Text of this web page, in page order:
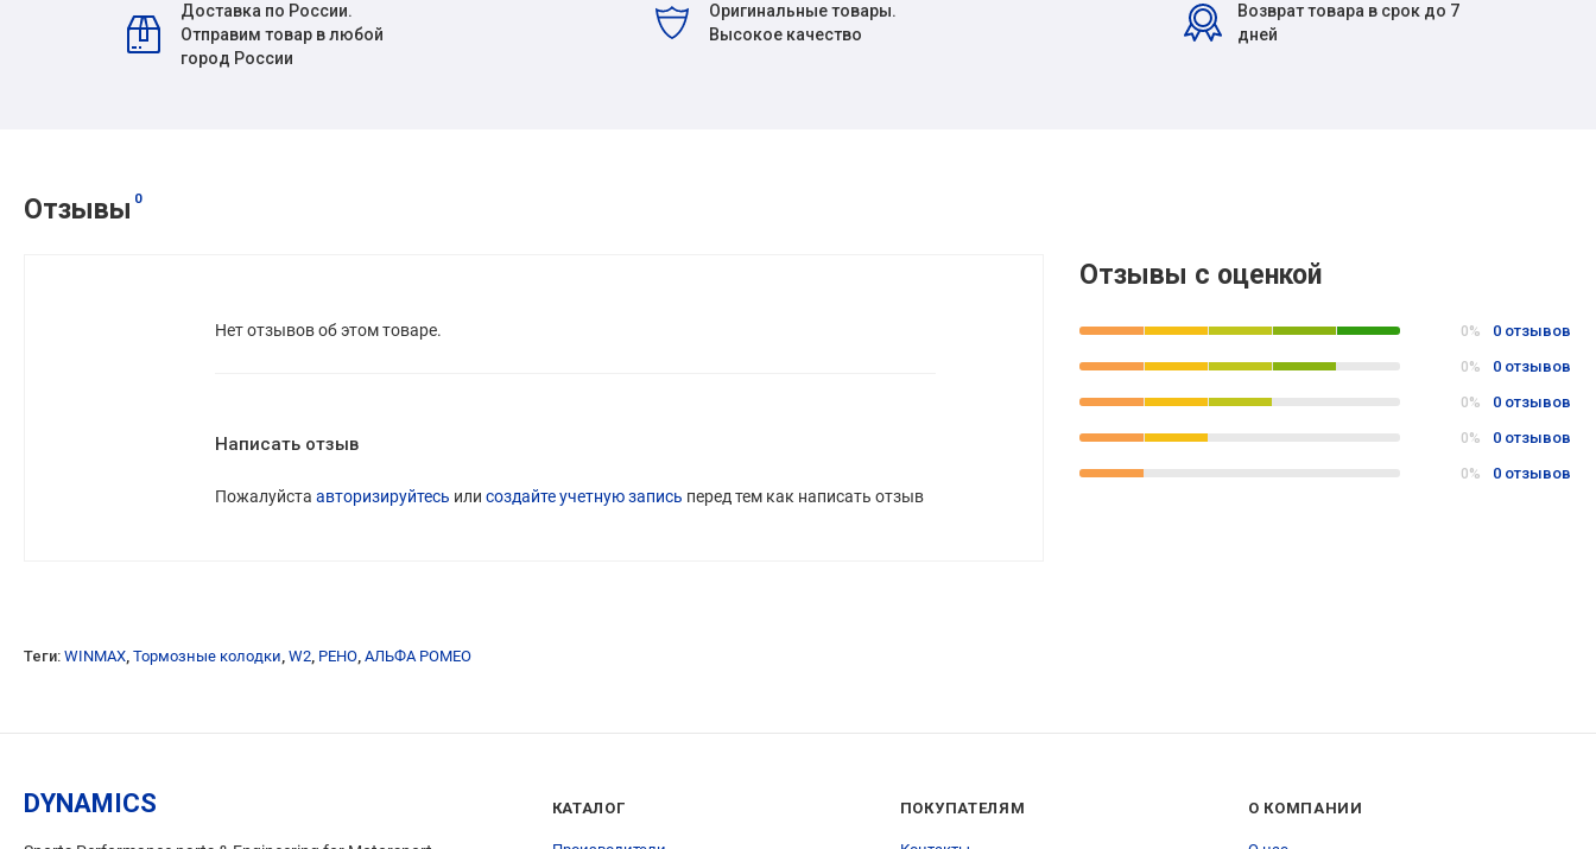
Доставка по России.
Отправим товар в любой
город России
Оригинальные товары.
Высокое качество
Возврат товара в срок до 7
дней
Отзывы 0
Нет отзывов об этом товаре.
Написать отзыв
Пожалуйста авторизируйтесь или создайте учетную запись перед тем как написать отзыв
Отзывы с оценкой
0% 0 отзывов
0% 0 отзывов
0% 0 отзывов
0% 0 отзывов
0% 0 отзывов
Теги: WINMAX, Тормозные колодки, W2, РЕНО, АЛЬФА РОМЕО
DYNAMICS КАТАЛОГ ПОКУПАТЕЛЯМ О КОМПАНИИ